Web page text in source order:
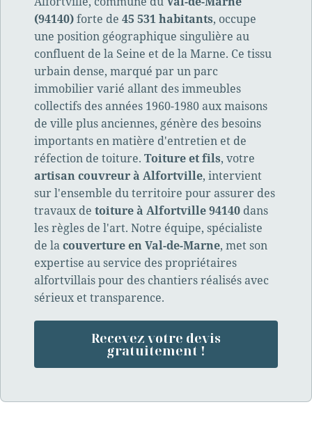
(94140)forte de 45 531 habitants, occupe
une position géographique singulière au
confluent de la Seine et de la Marne. Ce tissu
urbain dense, marqué par un parc
immobilier varié allant des immeubles
collectifs des années 1960-1980 aux maisons
de ville plus anciennes, génère des besoins
importants en matière d'entretien et de
réfection de toiture. Toiture et fils, votre
artisan couvreur à Alfortville, intervient
sur l'ensemble du territoire pour assurer des
travaux de toiture à Alfortville 94140 dans
les règles de l'art. Notre équipe, spécialiste
de lacouverture en Val-de-Marne, met son
expertise au service des propriétaires
alfortvillais pour des chantiers réalisés avec
sérieux et transparence.
Recevez votre devis
gratuitement !